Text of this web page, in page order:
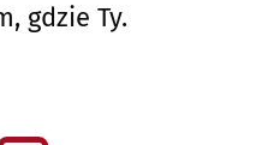
gdzie Ty.